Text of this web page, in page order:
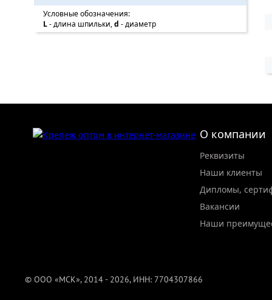
Условные обозначения:
L- длина шпильки,d - диаметр
О компании
Реквизиты
Наши клиенты
Дипломы,
Вакансии
Наши
© ООО «МСК», 2014 - 2026, ИНН: 7704307866